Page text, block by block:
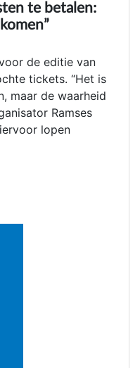
te betalen:
de editie van
tickets. “Het is
maar de waarheid
Ramses
lopen